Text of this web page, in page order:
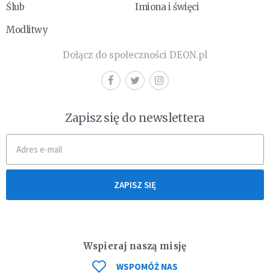
Ślub
Imiona i święci
Modlitwy
Dołącz do społeczności DEON.pl
Zapisz się do newslettera
ZAPISZ SIĘ
Wspieraj naszą misję
WSPOMÓŻ NAS